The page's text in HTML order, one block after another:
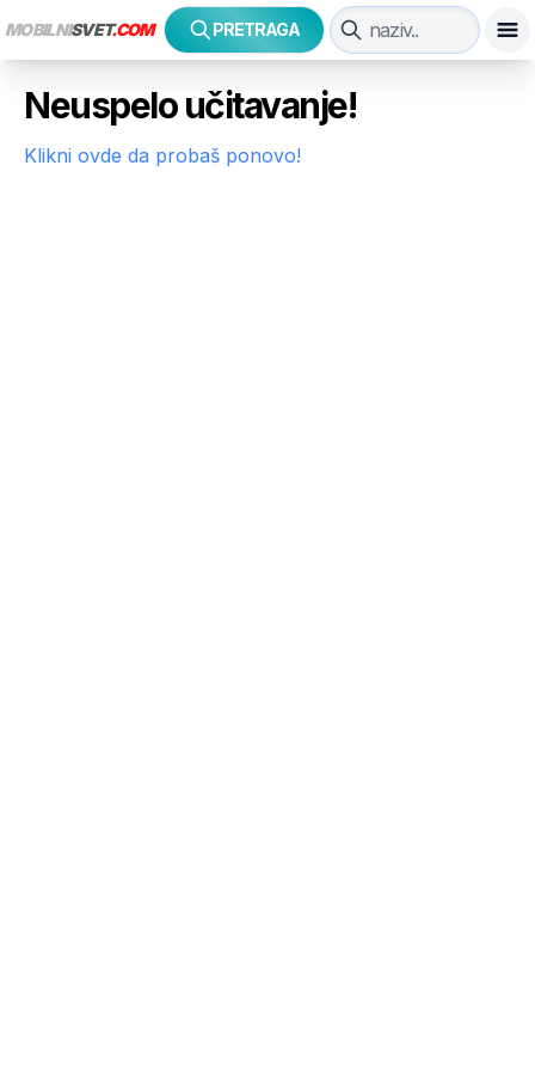
MOBILNISVET.COM PRETRAGA
Neuspelo učitavanje!
Klikni ovde da probaš ponovo!